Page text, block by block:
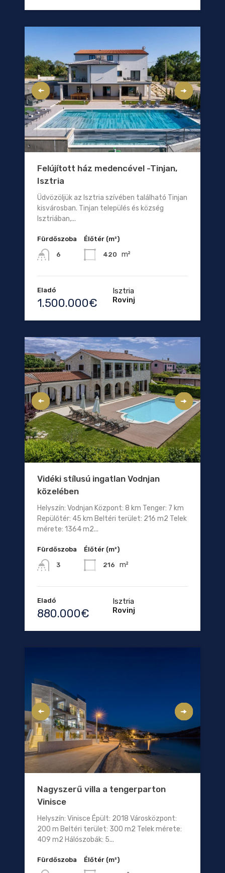
Felújított ház medencével -Tinjan,
Isztria
Üdvözöljük az Isztria szívében található Tinjan
kisvárosban. Tinjan település és község
Isztriában,...
Fürdőszoba
6
Élőtér (m²)
420 m²
Eladó
1.500.000€
Isztria
Rovinj
Vidéki stílusú ingatlan Vodnjan
közelében
Helyszín: Vodnjan Központ: 8 km Tenger: 7 km
Repülőtér: 45 km Beltéri terület: 216 m2 Telek
mérete: 1364 m2...
Fürdőszoba
3
Élőtér (m²)
216 m²
Eladó
880.000€
Isztria
Rovinj
Nagyszerű villa a tengerparton
Vinisce
Helyszín: Vinisce Épült: 2018 Városközpont:
200 m Beltéri terület: 300 m2 Telek mérete:
409 m2 Hálószobák: 5...
Fürdőszoba Élőtér (m²)